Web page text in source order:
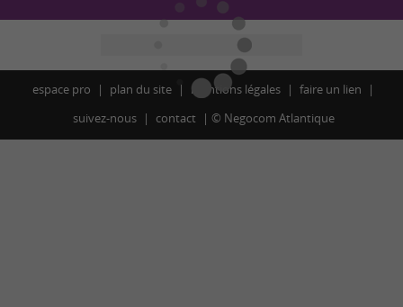
espace pro plan du site mentions légales
faire un lien
suivez-nous
contact © Negocom Atlantique